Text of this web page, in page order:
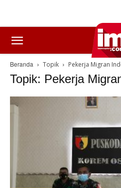
Beranda Topik Pekerja Migran
Topik: Pekerja